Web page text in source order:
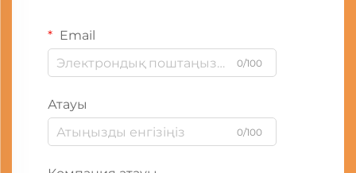
Email
0/100
Атауы
0/100